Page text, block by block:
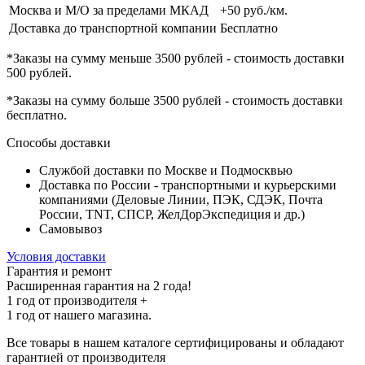
Москва и М/О за пределами МКАД
+50 руб./км.
Доставка до транспортной компании Бесплатно
*Заказы на сумму меньше 3500 рублей - стоимость доставки
500 рублей.
*Заказы на сумму больше 3500 рублей - стоимость доставки
бесплатно.
Способы доставки
Службой доставки по Москве и Подмосквью
Доставка по России - транспортными и курьерскими
компаниями (Деловые Линии, ПЭК, СДЭК, Почта
России, TNT, СПСР, ЖелДорЭкспедиция и др.)
Самовывоз
Условия доставки
Гарантия и ремонт
Расширенная гарантия на 2 года!
1 год от производителя +
1 год от нашего магазина.
Все товары в нашем каталоге сертифицированы и обладают
гарантией от производителя